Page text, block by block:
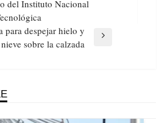
del Instituto Nacional
para despejar hielo y
nieve sobre la calzada